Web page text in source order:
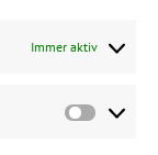
Immer aktiv